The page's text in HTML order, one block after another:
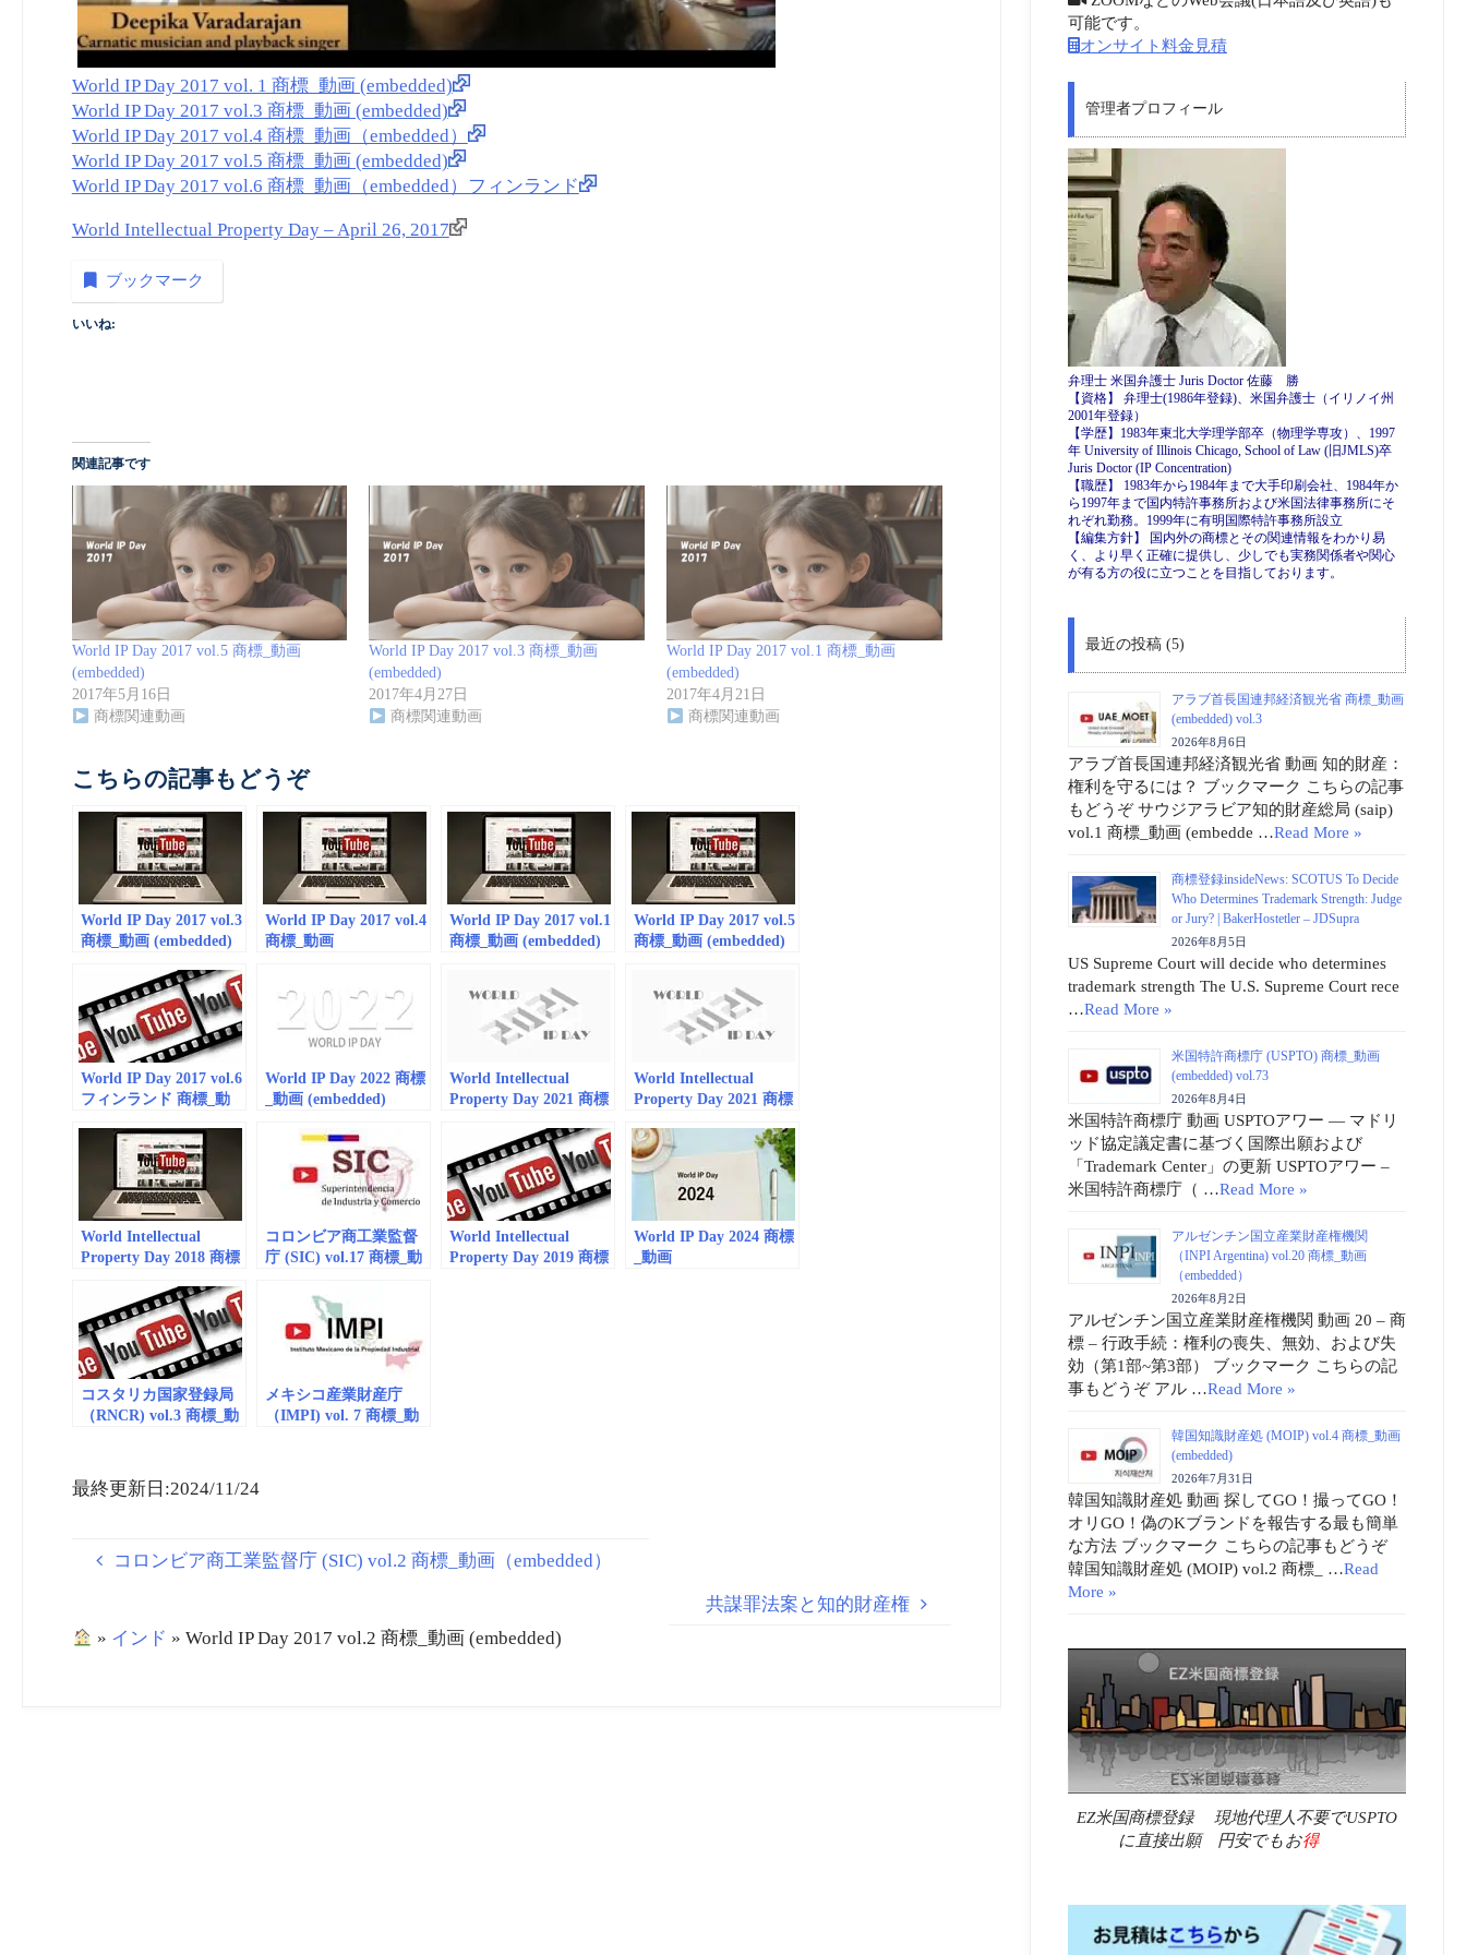
World IP Day 2017 vol. 1 商標_動画 (embedded)
World IP Day 2017 vol.3 商標_動画 (embedded)
World IP Day 2017 vol.4 商標_動画（embedded）
World IP Day 2017 vol.5 商標_動画 (embedded)
World IP Day 2017 vol.6 商標_動画（embedded）フィンランド
World Intellectual Property Day – April 26, 2017
ブックマーク
いいね:
関連記事です
World IP Day 2017 vol.5 商標_動画
(embedded)
2017年5月16日
商標関連動画
World IP Day 2017 vol.3 商標_動画
(embedded)
2017年4月27日
商標関連動画
World IP Day 2017 vol.1 商標_動画
(embedded)
2017年4月21日
商標関連動画
こちらの記事もどうぞ
World IP Day 2017 vol.3
商標_動画 (embedded)
World IP Day 2017 vol.4
商標_動画
World IP Day 2017 vol.1
商標_動画 (embedded)
World IP Day 2017 vol.5
商標_動画 (embedded)
World IP Day 2017 vol.6
フィンランド 商標_動
World IP Day 2022 商標
_動画 (embedded)
World Intellectual
Property Day 2021 商標
World Intellectual
Property Day 2021 商標
World Intellectual
Property Day 2018 商標
コロンビア商工業監督
庁 (SIC) vol.17 商標_動
World Intellectual
Property Day 2019 商標
World IP Day 2024 商標
_動画
コスタリカ国家登録局
（RNCR) vol.3 商標_動
メキシコ産業財産庁
（IMPI) vol. 7 商標_動
最終更新日:2024/11/24
コロンビア商工業監督庁 (SIC) vol.2 商標_動画（embedded）
共謀罪法案と知的財産権
» インド »World IP Day 2017 vol.2 商標_動画 (embedded)
可能です。
オンサイト料金見積
管理者プロフィール
弁理士 米国弁護士 Juris Doctor 佐藤 勝
【資格】 弁理士(1986年登録)、米国弁護士（イリノイ州
2001年登録）
【学歴】1983年東北大学理学部卒（物理学専攻）、1997
年 University of Illinois Chicago, School of Law (旧JMLS)卒
Juris Doctor (IP Concentration)
【職歴】 1983年から1984年まで大手印刷会社、1984年か
ら1997年まで国内特許事務所および米国法律事務所にそ
れぞれ勤務。1999年に有明国際特許事務所設立
【編集方針】 国内外の商標とその関連情報をわかり易
く、より早く正確に提供し、少しでも実務関係者や関心
が有る方の役に立つことを目指しております。
最近の投稿 (5)
アラブ首長国連邦経済観光省 商標_動画
(embedded) vol.3
2026年8月6日
アラブ首長国連邦経済観光省 動画 知的財産：
権利を守るには？ ブックマーク こちらの記事
もどうぞ サウジアラビア知的財産総局 (saip)
vol.1 商標_動画 (embedde …Read More »
商標登録insideNews: SCOTUS To Decide
Who Determines Trademark Strength: Judge
or Jury? | BakerHostetler – JDSupra
2026年8月5日
US Supreme Court will decide who determines
trademark strength The U.S. Supreme Court rece
…Read More »
米国特許商標庁 (USPTO) 商標_動画
(embedded) vol.73
2026年8月4日
米国特許商標庁 動画 USPTOアワー ― マドリ
ッド協定議定書に基づく国際出願および
「Trademark Center」の更新 USPTOアワー –
米国特許商標庁（ …Read More »
アルゼンチン国立産業財産権機関
（INPI Argentina) vol.20 商標_動画
（embedded）
2026年8月2日
アルゼンチン国立産業財産権機関 動画 20 – 商
標 – 行政手続：権利の喪失、無効、および失
効（第1部~第3部） ブックマーク こちらの記
事もどうぞ アル …Read More »
韓国知識財産処 (MOIP) vol.4 商標_動画
(embedded)
2026年7月31日
韓国知識財産処 動画 探してGO！撮ってGO！
オリGO！偽のKブランドを報告する最も簡単
な方法 ブックマーク こちらの記事もどうぞ
韓国知識財産処 (MOIP) vol.2 商標_ …Read
More »
EZ米国商標登録 現地代理人不要でUSPTO
に直接出願 円安でもお得